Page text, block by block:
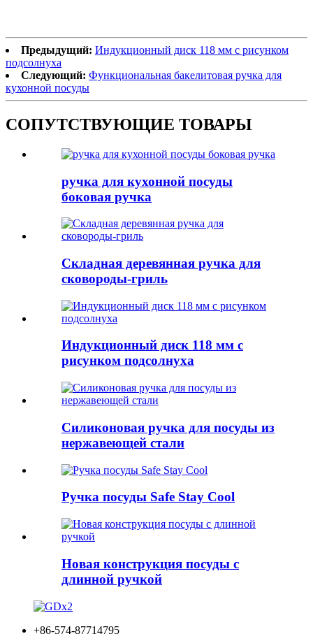
Предыдущий: Индукционный диск 118 мм с рисунком
подсолнуха
Следующий: Функциональная бакелитовая ручка для
кухонной посуды
СОПУТСТВУЮЩИЕ ТОВАРЫ
ручка для кухонной посуды
боковая ручка
Складная деревянная ручка для
сковороды-гриль
Индукционный диск 118 мм с
рисунком подсолнуха
Силиконовая ручка для посуды из
нержавеющей стали
Ручка посуды Safe Stay Cool
Новая конструкция посуды с
длинной ручкой
+86-574-87714795